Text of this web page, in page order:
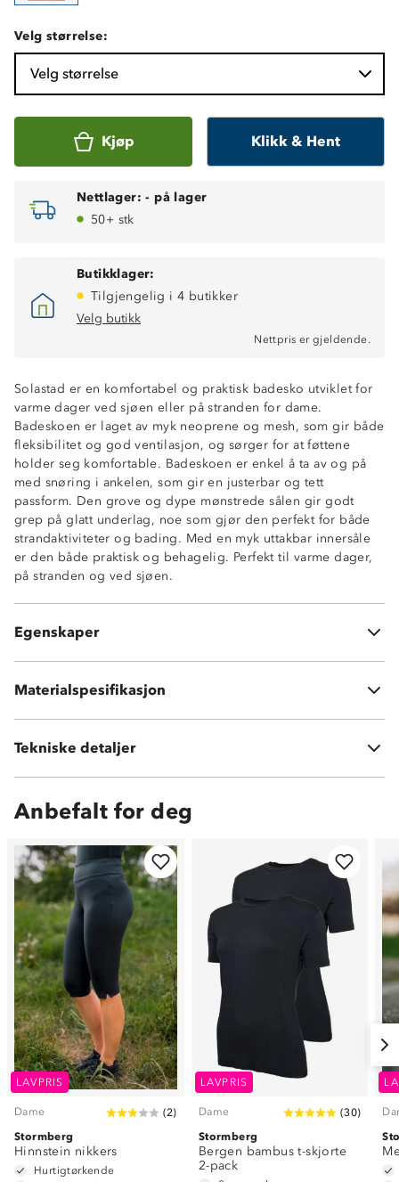
Velg størrelse:
Velg størrelse
Kjøp Klikk & Hent
Nettlager: - på lager
50+ stk
Butikklager:
Tilgjengelig i 4 butikker
Velg butikk
Nettpris er gjeldende.
Solastad er en komfortabel og praktisk badesko utviklet for
varme dager ved sjøen eller på stranden for dame.
Badeskoen er laget av myk neoprene og mesh, som gir både
fleksibilitet og god ventilasjon, og sørger for at føttene
holder seg komfortable. Badeskoen er enkel å ta av og på
med snøring i ankelen, som gir en justerbar og tett
passform. Den grove og dype mønstrede sålen gir godt
grep på glatt underlag, noe som gjør den perfekt for både
strandaktiviteter og bading. Med en myk uttakbar innersåle
er den både praktisk og behagelig. Perfekt til varme dager,
på stranden og ved sjøen.
Egenskaper
Snøring
Myk og fleksibel
Materialspesifikasjon
Yttersåle: TPR
romtemperatur.
Tekniske detaljer
Vekt:820 gram i str 38
Anbefalt for deg
LAVPRIS
Dame (2)
Stormberg
Hinnstein nikkers
Hurtigtørkende
LAVPRIS
Dame (30)
Stormberg
Bergen bambus t-skjorte
2-pack